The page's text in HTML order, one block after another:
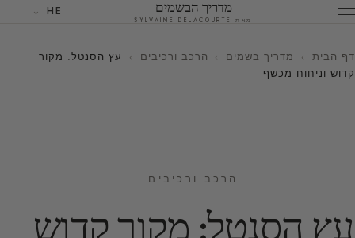
מדריך הבשמים
מאת SYLVAINE DELACOURTE
HE
דף הבית › מדריך בשמים › הרכב ורכיבים ›
עץ הסנטל: מקור
קדוש וניחוח מכשף
הרכב ורכיבים
עץ הסנטל: מקור קדוש